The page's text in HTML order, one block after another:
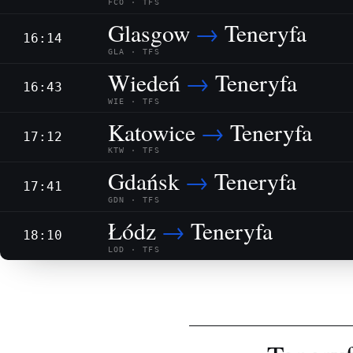
FCO · TFS
16:14 Glasgow → Teneryfa
GLA · TFS
16:43 Wiedeń → Teneryfa
WIE · TFS
17:12 Katowice → Teneryfa
KTW · TFS
17:41 Gdańsk → Teneryfa
GDN · TFS
18:10 Łódz → Teneryfa
LOD · TFS